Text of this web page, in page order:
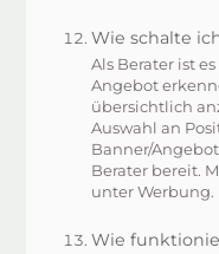
Wie schalte
Als Berater ist
Angebot
übersichtlich
Auswahl an
Banner/
Berater bereit.
unter Werbung.
Wie